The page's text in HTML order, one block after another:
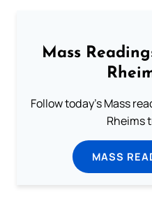
Mass
Follow today's Mass
Rheims
MASS